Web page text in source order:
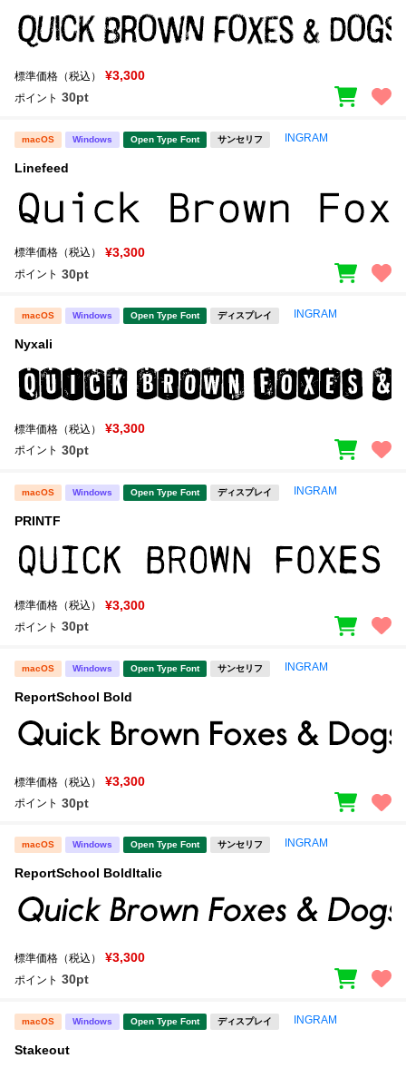
標準価格（税込） ¥3,300
ポイント 30pt
macOS Windows Open Type Font サンセリフ INGRAM
Linefeed
標準価格（税込） ¥3,300
ポイント 30pt
macOS Windows Open Type Font ディスプレイ INGRAM
Nyxali
標準価格（税込） ¥3,300
ポイント 30pt
macOS Windows Open Type Font ディスプレイ INGRAM
PRINTF
標準価格（税込） ¥3,300
ポイント 30pt
macOS Windows Open Type Font サンセリフ INGRAM
ReportSchool Bold
標準価格（税込） ¥3,300
ポイント 30pt
macOS Windows Open Type Font サンセリフ INGRAM
ReportSchool BoldItalic
標準価格（税込） ¥3,300
ポイント 30pt
macOS Windows Open Type Font ディスプレイ INGRAM
Stakeout